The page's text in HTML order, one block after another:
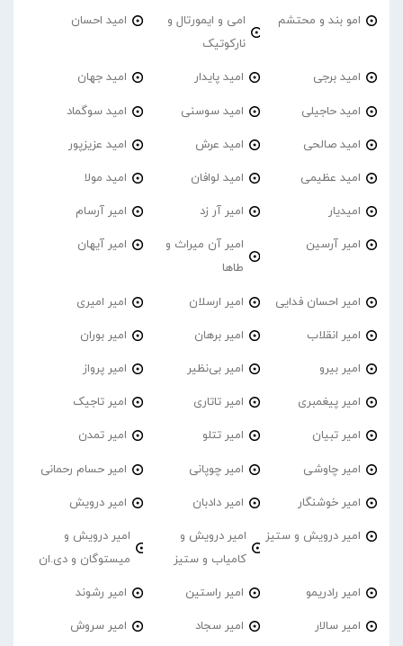
امو بند و محتشم
امی و ایمورتال و
نارکوتیک
امید احسان
امید برجی امید پایدار امید جهان
امید حاجیلی امید سوسنی امید سوگماد
امید صالحی امید عرش امید عزیزپور
امید عظیمی امید لوافان امید مولا
امیدیار امیر آر زد امیر آرسام
امیر آرسین
امیر آن میراث و
طاها
امیر آیهان
امیر احسان فدایی امیر ارسلان امیر امیری
امیر انقلاب امیر برهان امیر‌ بوران
امیر بیرو امیر بی‌نظیر امیر پرواز
امیر پیغمبری امیر تاتاری امیر تاجیک
امیر تبیان امیر تتلو امیر تمدن
امیر چاوشی امیر چوپانی امیر حسام رحمانی
امیر خوشنگار امیر دادبان امیر درویش
امیر درویش و ستیز
امیر درویش و
کامیاب و ستیز
امیر درویش و
میستوگان و دی.ان
امیر رادریمو امیر راستین امیر رشوند
امیر سالار امیر سجاد امیر سروش